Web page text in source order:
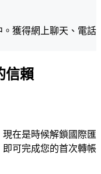
獲得網上聊天、電話
信賴
在是時候解鎖國際匯
可完成您的首次轉帳